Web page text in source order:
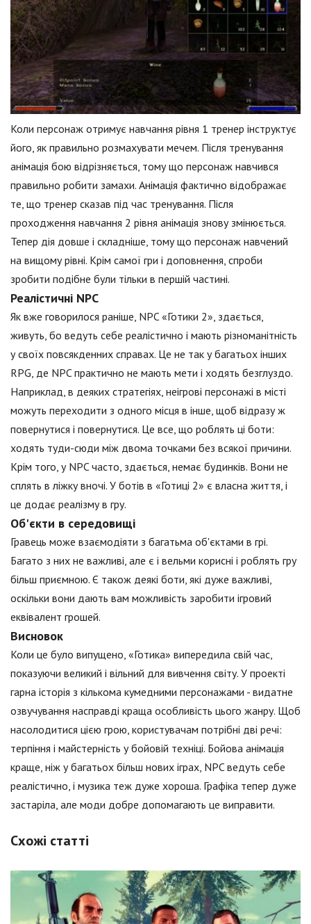
Коли персонаж отримує навчання рівня 1 тренер інструктує
його, як правильно розмахувати мечем. Після тренування
анімація бою відрізняється, тому що персонаж навчився
правильно робити замахи. Анімація фактично відображає
те, що тренер сказав під час тренування. Після
проходження навчання 2 рівня анімація знову змінюється.
Тепер дія довше і складніше, тому що персонаж навчений
на вищому рівні. Крім самої гри і доповнення, спроби
зробити подібне були тільки в першій частині.
Реалістичні NPC
Як вже говорилося раніше, NPC «Готики 2», здається,
живуть, бо ведуть себе реалістично і мають різноманітність
у своїх повсякденних справах. Це не так у багатьох інших
RPG, де NPC практично не мають мети і ходять безглуздо.
Наприклад, в деяких стратегіях, неігрові персонажі в місті
можуть переходити з одного місця в інше, щоб відразу ж
повернутися і повернутися. Це все, що роблять ці боти:
ходять туди-сюди між двома точками без всякої причини.
Крім того, у NPC часто, здається, немає будинків. Вони не
сплять в ліжку вночі. У ботів в «Готиці 2» є власна життя, і
це додає реалізму в гру.
Об'єкти в середовищі
Гравець може взаємодіяти з багатьма об'єктами в грі.
Багато з них не важливі, але є і вельми корисні і роблять гру
більш приємною. Є також деякі боти, які дуже важливі,
оскільки вони дають вам можливість заробити ігровий
еквівалент грошей.
Висновок
Коли це було випущено, «Готика» випередила свій час,
показуючи великий і вільний для вивчення світу. У проекті
гарна історія з кількома кумедними персонажами - видатне
озвучування насправді краща особливість цього жанру. Щоб
насолодитися цією грою, користувачам потрібні дві речі:
терпіння і майстерність у бойовій техніці. Бойова анімація
краще, ніж у багатьох більш нових іграх, NPC ведуть себе
реалістично, і музика теж дуже хороша. Графіка тепер дуже
застаріла, але моди добре допомагають це виправити.
Схожі статті